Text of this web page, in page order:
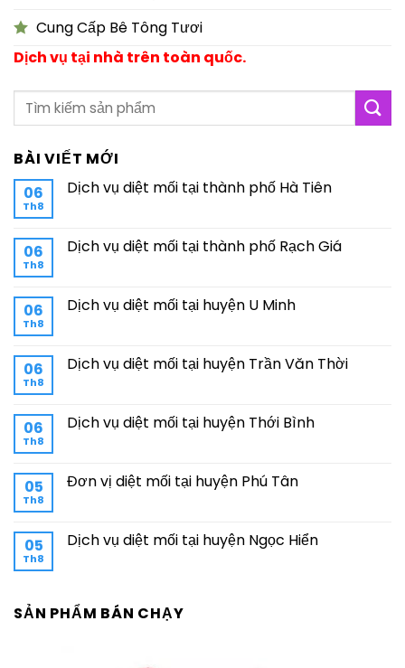
Cung Cấp Bê Tông Tươi
Dịch vụ tại nhà trên toàn quốc.
BÀI VIẾT MỚI
06
Th8
Dịch vụ diệt mối tại thành phố Hà Tiên
06
Th8
Dịch vụ diệt mối tại thành phố Rạch Giá
06
Th8
Dịch vụ diệt mối tại huyện U Minh
06
Th8
Dịch vụ diệt mối tại huyện Trần Văn Thời
06
Th8
Dịch vụ diệt mối tại huyện Thới Bình
05
Th8
Đơn vị diệt mối tại huyện Phú Tân
05
Th8
Dịch vụ diệt mối tại huyện Ngọc Hiển
SẢN PHẨM BÁN CHẠY